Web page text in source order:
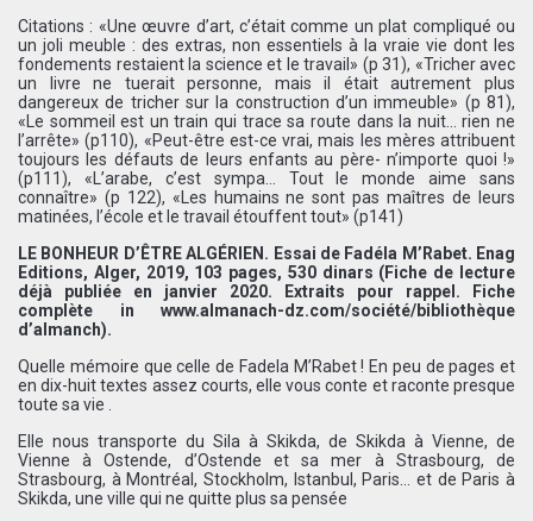
Citations : «Une œuvre d’art, c’était comme un plat compliqué ou
un joli meuble : des extras, non essentiels à la vraie vie dont les
fondements restaient la science et le travail» (p 31), «Tricher avec
un livre ne tuerait personne, mais il était autrement plus
dangereux de tricher sur la construction d’un immeuble» (p 81),
«Le sommeil est un train qui trace sa route dans la nuit… rien ne
l’arrête» (p110), «Peut-être est-ce vrai, mais les mères attribuent
toujours les défauts de leurs enfants au père- n’importe quoi !»
(p111), «L’arabe, c’est sympa… Tout le monde aime sans
connaître» (p 122), «Les humains ne sont pas maîtres de leurs
matinées, l’école et le travail étouffent tout» (p141)
LE BONHEUR D’ÊTRE ALGÉRIEN. Essai de Fadéla M’Rabet. Enag
Editions, Alger, 2019, 103 pages, 530 dinars (Fiche de lecture
déjà publiée en janvier 2020. Extraits pour rappel. Fiche
complète in www.almanach-dz.com/société/bibliothèque
d’almanch).
Quelle mémoire que celle de Fadela M’Rabet ! En peu de pages et
en dix-huit textes assez courts, elle vous conte et raconte presque
toute sa vie .
Elle nous transporte du Sila à Skikda, de Skikda à Vienne, de
Vienne à Ostende, d’Ostende et sa mer à Strasbourg, de
Strasbourg, à Montréal, Stockholm, Istanbul, Paris… et de Paris à
Skikda, une ville qui ne quitte plus sa pensée